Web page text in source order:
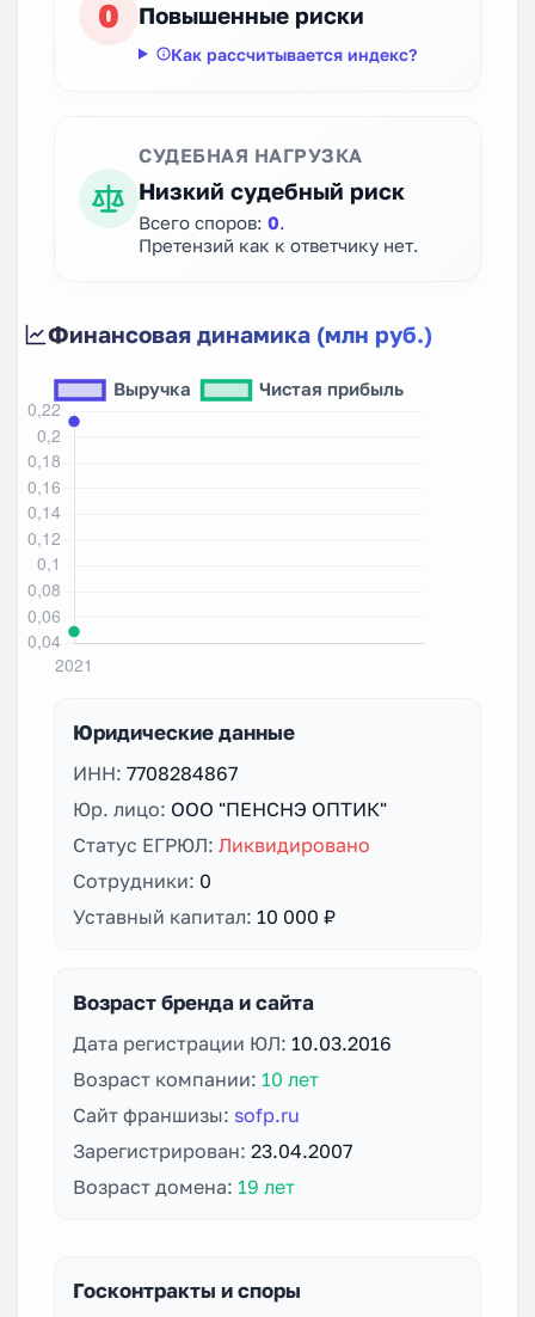
0 Повышенные риски
Как рассчитывается индекс?
СУДЕБНАЯ НАГРУЗКА
Низкий судебный риск
Всего споров: 0
Претензий как к ответчику нет.
Финансовая динамика (млн руб.)
Юридические данные
ИНН: 7708284867
Юр. лицо: ООО "ПЕНСНЭ ОПТИК"
Статус ЕГРЮЛ: Ликвидировано
Сотрудники: 0
Уставный капитал: 10 000 ₽
Возраст бренда и сайта
Дата регистрации ЮЛ: 10.03.2016
Возраст компании: 10 лет
Сайт франшизы: sofp.ru
Зарегистрирован: 23.04.2007
Возраст домена: 19 лет
Госконтракты и споры